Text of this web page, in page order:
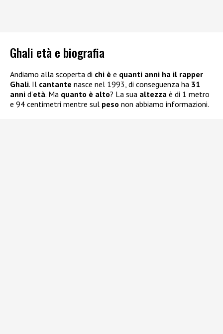
Ghali età e biografia
Andiamo alla scoperta di chi è e quanti anni ha il rapper
Ghali. Il cantante nasce nel 1993, di conseguenza ha 31
anni d’età. Ma quanto è alto? La sua altezza è di 1 metro
e 94 centimetri mentre sul peso non abbiamo informazioni.